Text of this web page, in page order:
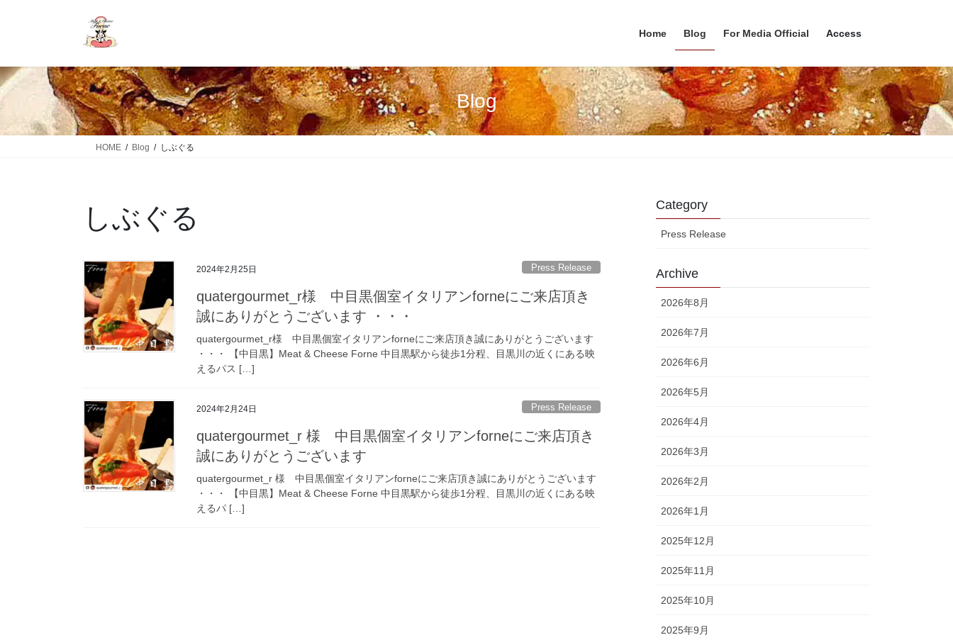
Home Blog For Media Official Access
Blog
HOME Blog しぶぐる
しぶぐる
2024年2月25日 Press Release
quatergourmet_r様 中目黒個室イタリアンforneにご来店頂き
誠にありがとうございます ・・・
quatergourmet_r様 中目黒個室イタリアンforneにご来店頂き誠にありがとうございます
・・・ 【中目黒】Meat & Cheese Forne 中目黒駅から徒歩1分程、目黒川の近くにある映
えるパス […]
2024年2月24日 Press Release
quatergourmet_r 様 中目黒個室イタリアンforneにご来店頂き
誠にありがとうございます
quatergourmet_r 様 中目黒個室イタリアンforneにご来店頂き誠にありがとうございます
・・・ 【中目黒】Meat & Cheese Forne 中目黒駅から徒歩1分程、目黒川の近くにある映
えるパ […]
Category
Press Release
Archive
2026年8月
2026年7月
2026年6月
2026年5月
2026年4月
2026年3月
2026年2月
2026年1月
2025年12月
2025年11月
2025年10月
2025年9月